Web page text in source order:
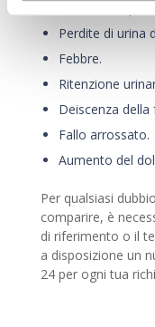
Perdite di urina
Febbre.
Ritenzione
Deiscenza della
Fallo arrossato.
Aumento del
Per qualsiasi
comparire, è
di riferimento o il
a disposizione un
24 per ogni tua